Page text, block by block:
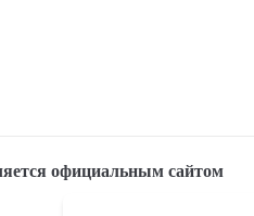
официальным сайтом